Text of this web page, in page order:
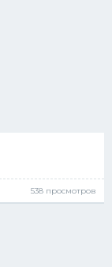
538 просмотров